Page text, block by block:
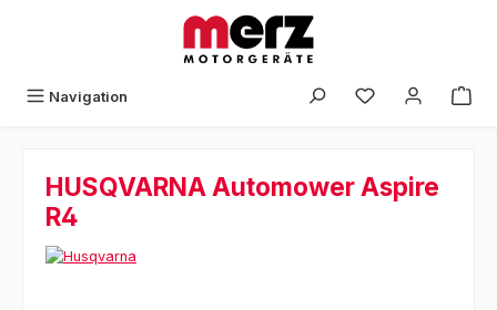
Navigation
HUSQVARNA Automower Aspire
R4